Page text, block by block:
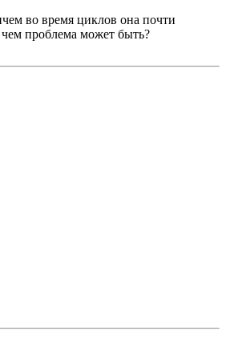
во время циклов она почти
проблема может быть?